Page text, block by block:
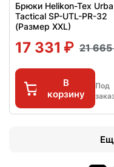
Брюки Helikon-Tex
Tactical SP-UTL-PR-32
(Размер XXL)
17 331 21 665
В
корзину
Под